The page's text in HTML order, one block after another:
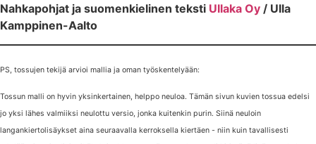
Nahkapohjat ja suomenkielinen teksti Ullaka Oy / Ulla
Kamppinen-Aalto
PS, tossujen tekijä arvioi mallia ja oman työskentelyään:
Tossun malli on hyvin yksinkertainen, helppo neuloa. Tämän sivun kuvien tossua edelsi
jo yksi lähes valmiiksi neulottu versio, jonka kuitenkin purin. Siinä neuloin
langankiertolisäykset aina seuraavalla kerroksella kiertäen - niin kuin tavallisesti